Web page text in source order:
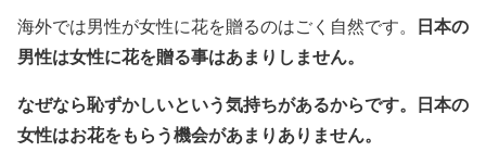
海外では男性が女性に花を贈るのはごく自然です。 日本の
男性は女性に花を贈る事はあまりしません。
なぜなら恥ずかしいという気持ちがあるからです。日本の
女性はお花をもらう機会があまりありません。